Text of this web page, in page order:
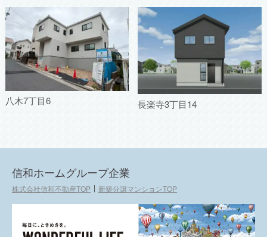
八木7丁目6 長楽寺3丁目14
信和ホームグループ企業
株式会社信和不動産TOP 新築分譲マンションTOP